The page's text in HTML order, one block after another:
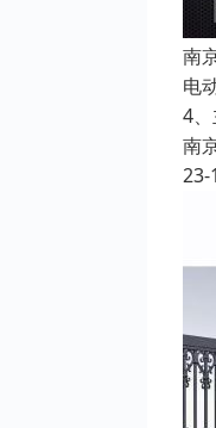
南
电
4
南
23-